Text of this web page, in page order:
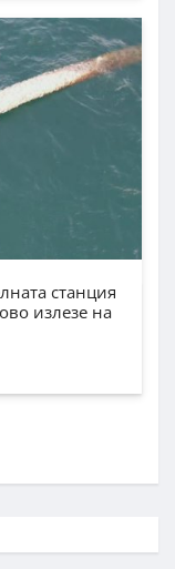
станция
излезе на